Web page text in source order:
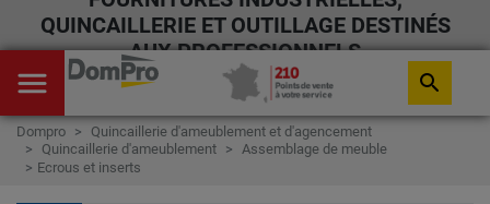
QUINCAILLERIE ET OUTILLAGE DESTINÉS
AUX PROFESSIONNELS
menu search
Dompro
Quincaillerie d'ameublement et d'agencement
Quincaillerie d'ameublement
Assemblage de meuble
Ecrous et inserts